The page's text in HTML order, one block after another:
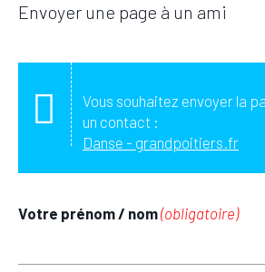
Envoyer une page à un ami
Vous souhaitez envoyer la
un contact :
Danse - grandpoitiers.fr
Votre prénom / nom(obligatoire)